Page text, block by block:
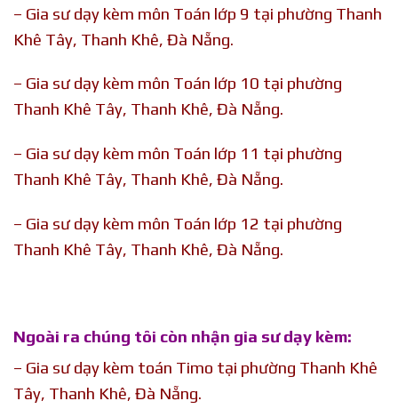
– Gia sư dạy kèm môn Toán lớp 9 tại phường Thanh
Khê Tây, Thanh Khê, Đà Nẵng.
– Gia sư dạy kèm môn Toán lớp 10 tại phường
Thanh Khê Tây, Thanh Khê, Đà Nẵng.
– Gia sư dạy kèm môn Toán lớp 11 tại phường
Thanh Khê Tây, Thanh Khê, Đà Nẵng.
– Gia sư dạy kèm môn Toán lớp 12 tại phường
Thanh Khê Tây, Thanh Khê, Đà Nẵng.
Ngoài ra chúng tôi còn nhận gia sư dạy kèm:
– Gia sư dạy kèm toán Timo tại phường Thanh Khê
Tây, Thanh Khê, Đà Nẵng.